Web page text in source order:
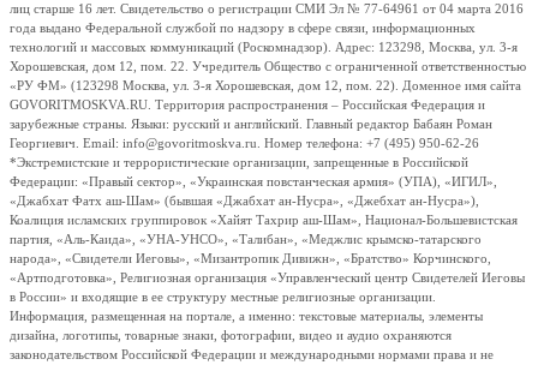
лиц старше 16 лет. Свидетельство о регистрации СМИ Эл № 77-64961 от 04 марта 2016
года выдано Федеральной службой по надзору в сфере связи, информационных
технологий и массовых коммуникаций (Роскомнадзор). Адрес: 123298, Москва, ул. 3-я
Хорошевская, дом 12, пом. 22. Учредитель Общество с ограниченной ответственностью
«РУ ФМ» (123298 Москва, ул. 3-я Хорошевская, дом 12, пом. 22). Доменное имя сайта
GOVORITMOSKVA.RU. Территория распространения – Российская Федерация и
зарубежные страны. Языки: русский и английский. Главный редактор Бабаян Роман
Георгиевич. Email: info@govoritmoskva.ru. Номер телефона: +7 (495) 950-62-26
*Экстремистские и террористические организации, запрещенные в Российской
Федерации: «Правый сектор», «Украинская повстанческая армия» (УПА), «ИГИЛ»,
«Джабхат Фатх аш-Шам» (бывшая «Джабхат ан-Нусра», «Джебхат ан-Нусра»),
Коалиция исламских группировок «Хайят Тахрир аш-Шам», Национал-Большевистская
партия, «Аль-Каида», «УНА-УНСО», «Талибан», «Меджлис крымско-татарского
народа», «Свидетели Иеговы», «Мизантропик Дивижн», «Братство» Корчинского,
«Артподготовка», Религиозная организация «Управленческий центр Свидетелей Иеговы
в России» и входящие в ее структуру местные религиозные организации.
Информация, размещенная на портале, а именно: текстовые материалы, элементы
дизайна, логотипы, товарные знаки, фотографии, видео и аудио охраняются
законодательством Российской Федерации и международными нормами права и не